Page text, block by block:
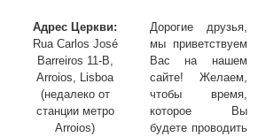
Адрес Церкви:
Rua Carlos José
Barreiros 11-B,
Arroios, Lisboa
(недалеко от
станции метро
Arroios)
Дорогие друзья,
мы приветствуем
Вас на нашем
сайте! Желаем,
чтобы время,
которое Вы
будете проводить